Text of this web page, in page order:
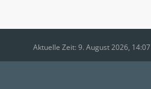
Aktuelle Zeit: 9. August 2026, 14:07